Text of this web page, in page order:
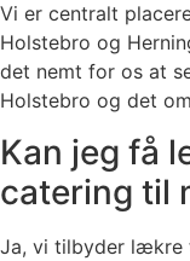
Vi er centralt
Holstebro og
det nemt for os at
Holstebro og det
Kan jeg få
catering til
Ja, vi tilbyder lækre